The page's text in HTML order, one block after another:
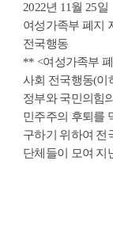
2022년 11월 25일
여성가족부 폐지
전국행동
** <여성가족부
사회 전국행동(이
정부와 국민의힘
민주주의 후퇴를
구하기 위하여 전
단체들이 모여 지